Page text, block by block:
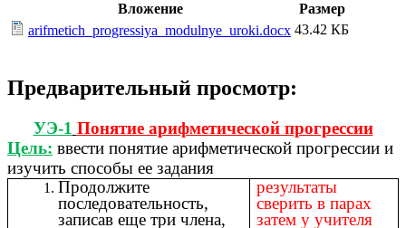
Вложение
Размер
arifmetich_progressiya_modulnye_uroki.docx 43.42 КБ
Предварительный просмотр:
УЭ-1 Понятие арифметической прогрессии
Цель: ввести понятие арифметической прогрессии и
изучить способы ее задания
Продолжите
последовательность,
записав еще три члена,
результаты
сверить в парах
затем у учителя